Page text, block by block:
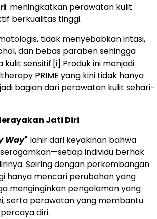
: meningkatkan perawatan kulit
berkualitas tinggi.
tidak menyebabkan iritasi,
dan bebas paraben sehingga
kulit sensitif.[i] Produk ini menjadi
PRIME yang kini tidak hanya
bagian dari perawatan kulit sehari-
Jati Diri
Way" lahir dari keyakinan bahwa
individu berhak
Seiring dengan perkembangan
hanya mencari perubahan yang
menginginkan pengalaman yang
serta perawatan yang membantu
diri.